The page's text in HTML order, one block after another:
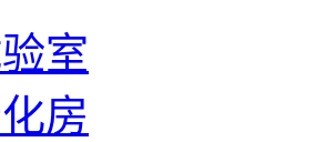
室
房